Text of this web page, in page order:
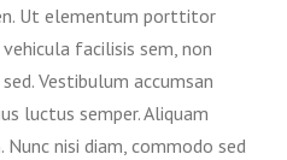
Ut elementum porttitor
facilisis sem, non
Vestibulum accumsan
luctus semper. Aliquam
nisi diam, commodo sed